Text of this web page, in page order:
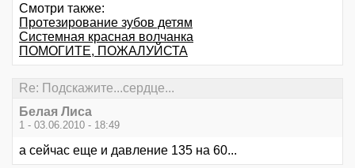
Смотри также:
Протезирование зубов детям
Системная красная волчанка
ПОМОГИТЕ, ПОЖАЛУЙСТА
Re: Подскажите...сердце...
Белая Лиса
1 - 03.06.2010 - 18:49
а сейчас еще и давление 135 на 60...